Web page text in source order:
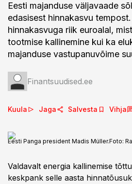
Eesti majanduse väljavaade
edasisest hinnakasvu
hinnakasvuga riik euroalal,
tootmise kallinemine kui ka
majanduse vastupanuvõime
Finantsuudised.ee
Kuula Jaga Salvesta Vihja
Eesti Panga president Madis Müller.Foto:
Valdavalt energia kallinemise
keskpank selle aasta